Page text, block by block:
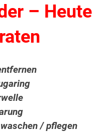
– Heute
/ pflegen